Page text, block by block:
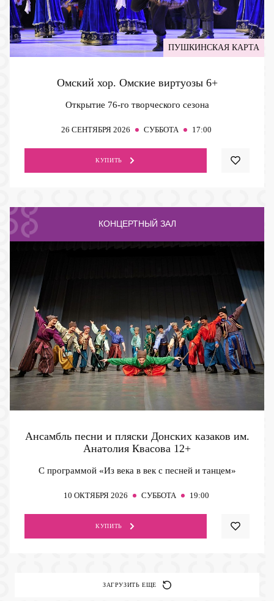
ПУШКИНСКАЯ КАРТА
Омский хор. Омские виртуозы 6+
Открытие 76-го творческого сезона
26 СЕНТЯБРЯ 2026 СУББОТА 17:00
КУПИТЬ
КОНЦЕРТНЫЙ ЗАЛ
Ансамбль песни и пляски Донских казаков им.
Анатолия Квасова 12+
С программой «Из века в век с песней и танцем»
10 ОКТЯБРЯ 2026 СУББОТА 19:00
КУПИТЬ
ЗАГРУЗИТЬ ЕЩЕ